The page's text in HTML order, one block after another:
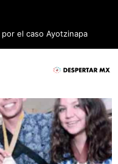
el caso Ayotzinapa